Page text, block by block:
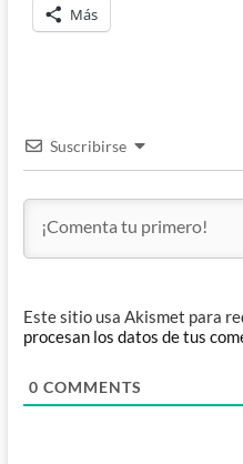
Más
Suscribirse
Este sitio usa Akismet para
procesan los datos de tus
0 COMMENTS